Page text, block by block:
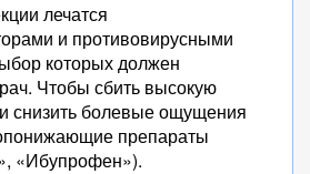
лечатся
и противовирусными
которых должен
Чтобы сбить высокую
снизить болевые ощущения
препараты
«Ибупрофен»).